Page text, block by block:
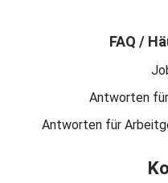
FAQ /
Antworten
Antworten für